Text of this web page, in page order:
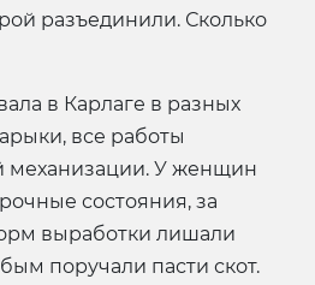
разъединили. Сколько
в Карлаге в разных
все работы
механизации. У женщин
состояния, за
выработки лишали
поручали пасти скот.